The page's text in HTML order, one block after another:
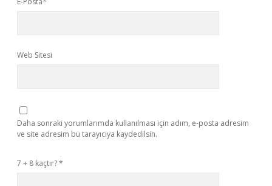
Web Sitesi
Daha sonraki yorumlarımda kullanılması için adım, e-posta adresim
ve site adresim bu tarayıcıya kaydedilsin.
7 + 8 kaçtır?*